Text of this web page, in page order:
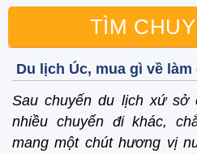
TÌM
Du lịch Úc, mua gì về làm
Sau chuyến du lịch xứ sở
nhiều chuyến đi khác,
mang một chút hương vị